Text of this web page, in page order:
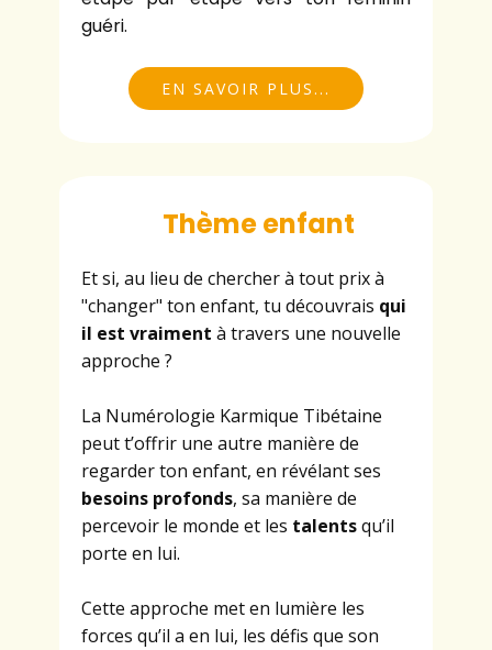
guéri.
EN SAVOIR PLUS...
Thème enfant
Et si, au lieu de chercher à tout prix à
"changer" ton enfant, tu découvrais qui
il est vraiment à travers une nouvelle
approche ?
La Numérologie Karmique Tibétaine
peut t’offrir une autre manière de
regarder ton enfant, en révélant ses
besoins profonds, sa manière de
percevoir le monde et les talentsqu’il
porte en lui.
Cette approche met en lumière les
forces qu’il a en lui, les défis que son